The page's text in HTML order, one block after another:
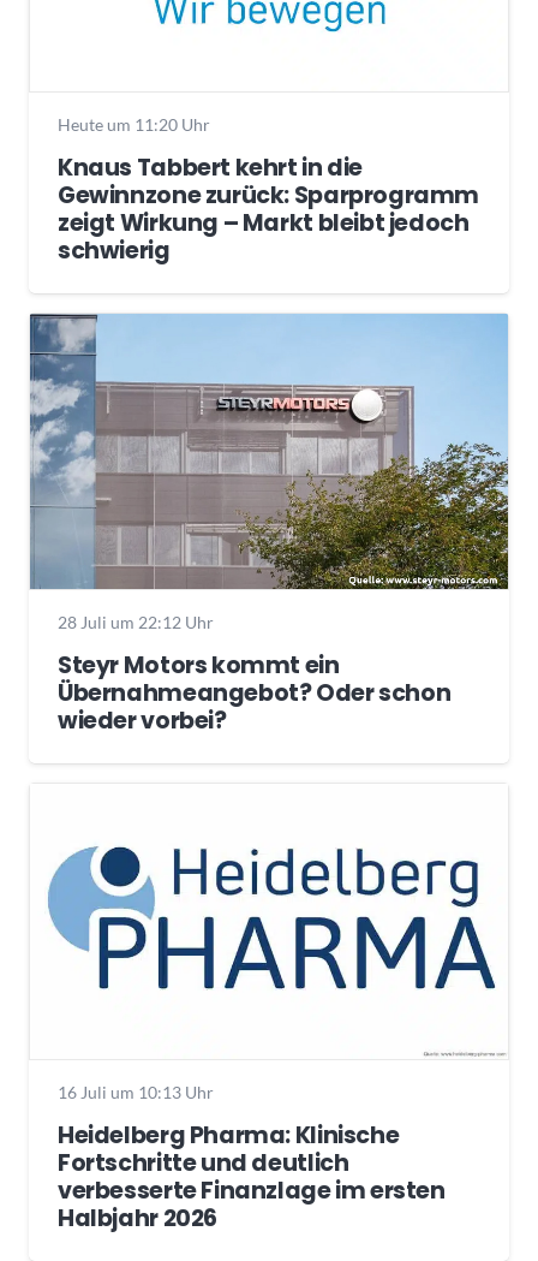
Heute um 11:20 Uhr
Knaus Tabbert kehrt in die
Gewinnzone zurück: Sparprogramm
zeigt Wirkung – Markt bleibt jedoch
schwierig
28 Juli um 22:12 Uhr
Steyr Motors kommt ein
Übernahmeangebot? Oder schon
wieder vorbei?
16 Juli um 10:13 Uhr
Heidelberg Pharma: Klinische
Fortschritte und deutlich
verbesserte Finanzlage im ersten
Halbjahr 2026